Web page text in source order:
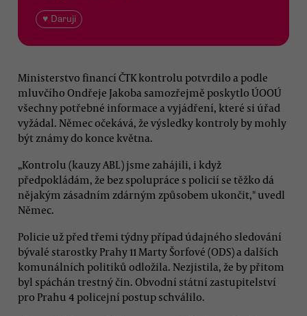
♥ Daruji
Ministerstvo financí ČTK kontrolu potvrdilo a podle
mluvčího Ondřeje Jakoba samozřejmě poskytlo ÚOOÚ
všechny potřebné informace a vyjádření, které si úřad
vyžádal. Němec očekává, že výsledky kontroly by mohly
být známy do konce května.
„Kontrolu (kauzy ABL) jsme zahájili, i když
předpokládám, že bez spolupráce s policií se těžko dá
nějakým zásadním zdárným způsobem ukončit," uvedl
Němec.
Policie už před třemi týdny případ údajného sledování
bývalé starostky Prahy 11 Marty Šorfové (ODS) a dalších
komunálních politiků odložila. Nezjistila, že by přitom
byl spáchán trestný čin. Obvodní státní zastupitelství
pro Prahu 4 policejní postup schválilo.